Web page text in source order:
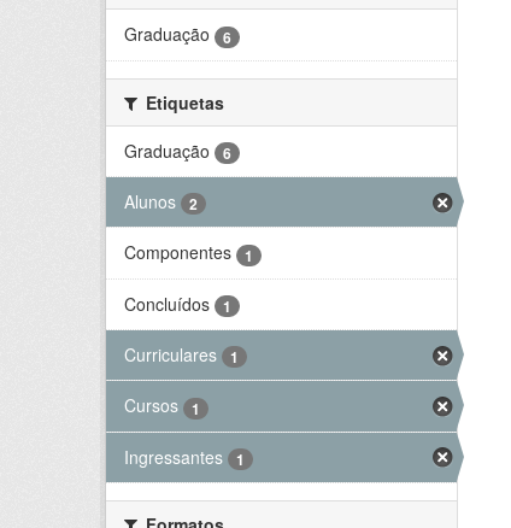
Graduação
6
Etiquetas
Graduação
6
Alunos 2
Componentes 1
Concluídos 1
Curriculares 1
Cursos 1
Ingressantes 1